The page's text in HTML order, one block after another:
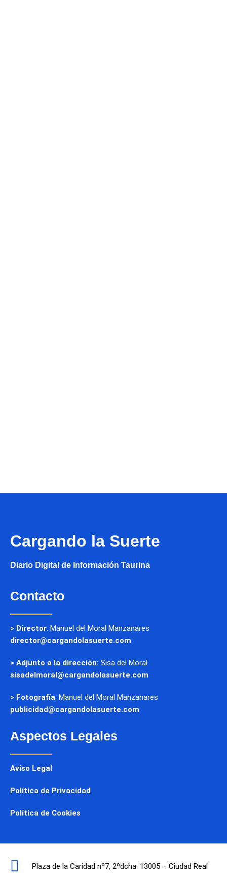
Cargando la Suerte
Diario Digital de Información Taurina
Contacto
> Director: Manuel del Moral Manzanares
director@cargandolasuerte.com
> Adjunto a la dirección: Sisa del Moral
sisadelmoral@cargandolasuerte.com
> Fotografía: Manuel del Moral Manzanares
publicidad@cargandolasuerte.com
Aspectos Legales
Aviso Legal
Política de Privacidad
Política de Cookies
Plaza de la Caridad nº7, 2ºdcha. 13005 – Ciudad Real